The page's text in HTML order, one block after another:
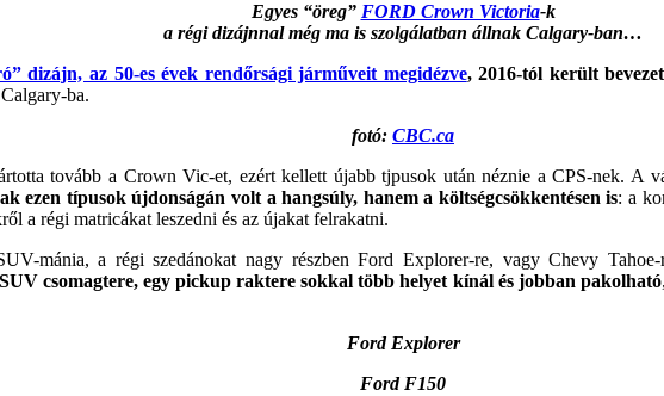
Egyes “öreg” FORD Crown Victoria-k
a régi dizájnnal még ma is szolgálatban állnak Calgary-ban…
dizájn, az 50-es évek rendőrsági járműveit megidézve, 2016-tól került
ba.
fotó: CBC.ca
tovább a Crown Vic-et, ezért kellett újabb tjpusok után néznie a CPS-nek. A
ezen típusok újdonságán volt a hangsúly, hanem a költségcsökkentésen is: a
a régi matricákat leszedni és az újakat felrakatni.
mánia, a régi szedánokat nagy részben Ford Explorer-re, vagy Chevy
csomagtere, egy pickup raktere sokkal több helyet kínál és jobban pakolható
Ford Explorer
Ford F150